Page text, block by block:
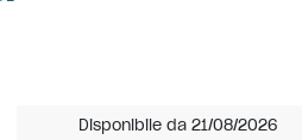
Disponibile da 21/08/2026